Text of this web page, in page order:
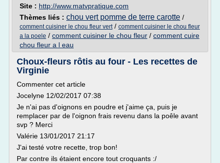
Site : http://www.matvpratique.com
Thèmes liés : chou vert pomme de terre carotte /
comment cuisiner le chou fleur vert/ comment cuisiner le chou fleur
a la poele / comment cuisiner le chou fleur / comment cuire
chou fleur a l eau
Choux-fleurs rôtis au four - Les recettes de
Virginie
Commenter cet article
Jocelyne 12/02/2017 07:38
Je n'ai pas d'oignons en poudre et j'aime ça, puis je
remplacer par de l'oignon frais revenu dans la poêle avant
svp ? Merci
Valérie 13/01/2017 21:17
J'ai testé votre recette, trop bon!
Par contre ils étaient encore tout croquants :/